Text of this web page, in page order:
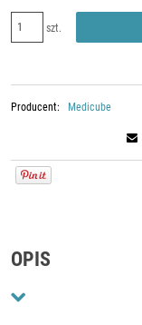
szt.
Producent: Medicube
OPIS